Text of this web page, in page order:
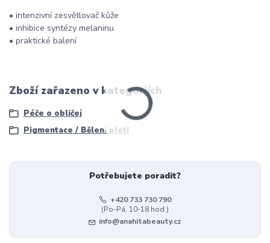
• intenzivní zesvětlovač kůže
• inhibice syntézy melaninu
• praktické balení
Zboží zařazeno v kategoriích
Péče o obličej
Pigmentace / Bělení pleti
Potřebujete poradit?
+420 733 730 790
(Po-Pá, 10-18 hod.)
info@anahitabeauty.cz